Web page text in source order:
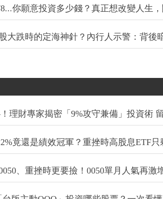
你願意投資多少錢？真正想改變人生，
大跌時的定海神針？內行人示警：背後
理財專家揭密「9%攻守兼備」投資術
竟還是績效冠軍？重挫時高股息ETF只
、重挫時更要撿！0050單月人氣再激